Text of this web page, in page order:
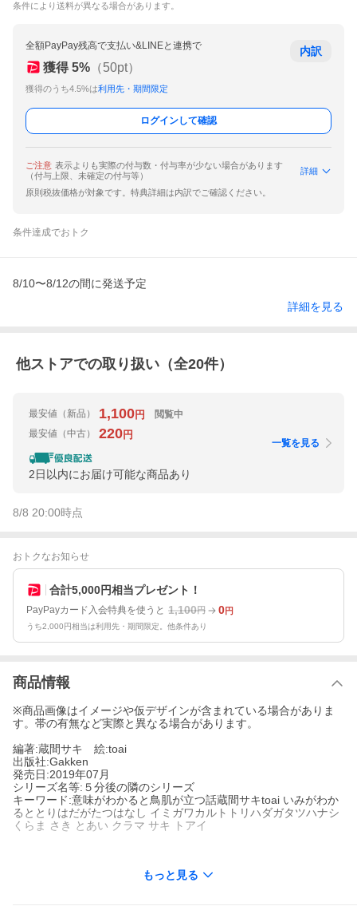
条件により送料が異なる場合があります。
全額PayPay残高で支払い&LINEと連携で
獲得 5% （50pt）
獲得のうち4.5%は利用先・期間限定
内訳
ログインして確認
ご注意 表示よりも実際の付与数・付与率が少ない場合があります
（付与上限、未確定の付与等）
詳細
原則税抜価格が対象です。特典詳細は内訳でご確認ください。
条件達成でおトク
8/10〜8/12の間に発送予定
詳細を見る
他ストアでの取り扱い（全20件）
最安値 （新品） 1,100円
閲覧中
最安値 （中古） 220円
2日以内にお届け可能な商品あり
一覧を見る
8/8 20:00時点
おトクなお知らせ
合計5,000円相当プレゼント！
PayPayカード入会特典を使うと 1,100円 0円
うち2,000円相当は利用先・期間限定。他条件あり
商品情報
※商品画像はイメージや仮デザインが含まれている場合がありま
す。帯の有無など実際と異なる場合があります。
編著:蔵間サキ 絵:toai
出版社:Gakken
発売日:2019年07月
シリーズ名等:５分後の隣のシリーズ
キーワード:意味がわかると鳥肌が立つ話蔵間サキtoai いみがわか
るととりはだがたつはなし イミガワカルトトリハダガタツハナシ
くらま さき とあい クラマ サキ トアイ
もっと見る